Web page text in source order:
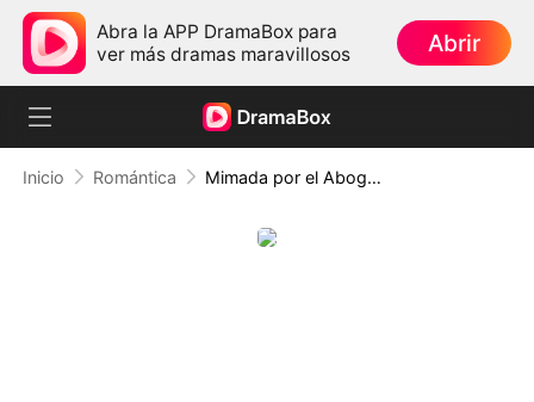
Abra la APP DramaBox para
ver más dramas maravillosos
Abrir
Inicio Romántica Mimada por el Abogado Frío